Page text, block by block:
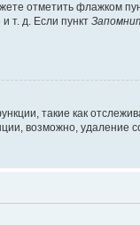
отметить флажком
т. д. Если пункт
такие как
возможно, удаление